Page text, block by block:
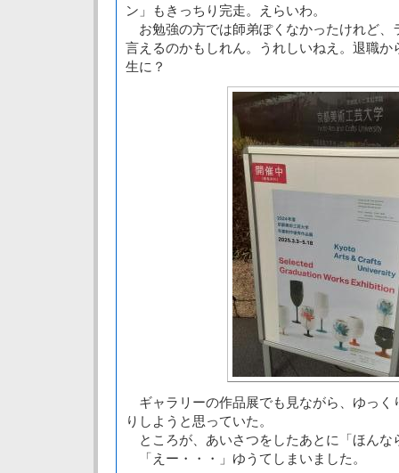
ン」もきっちり完走。えらいわ。
お勉強の方では師弟ぽくなかったけれど、
言えるのかもしれん。うれしいねえ。退職か
生に？
ギャラリーの作品展でも見ながら、ゆっく
りしようと思っていた。
ところが、あいさつをしたあとに「ほんな
「えー・・・」ゆうてしまいました。